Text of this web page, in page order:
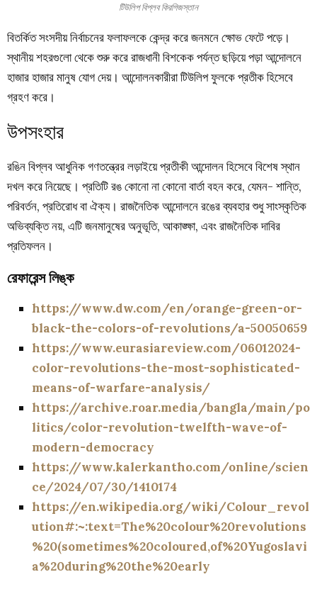
টিউলিপ বিপ্লব কিরগিজস্তান
বিতর্কিত সংসদীয় নির্বাচনের ফলাফলকে কেন্দ্র করে জনমনে ক্ষোভ ফেটে পড়ে।
স্থানীয় শহরগুলো থেকে শুরু করে রাজধানী বিশকেক পর্যন্ত ছড়িয়ে পড়া আন্দোলনে
হাজার হাজার মানুষ যোগ দেয়। আন্দোলনকারীরা টিউলিপ ফুলকে প্রতীক হিসেবে
গ্রহণ করে।
উপসংহার
রঙিন বিপ্লব আধুনিক গণতন্ত্রের লড়াইয়ে প্রতীকী আন্দোলন হিসেবে বিশেষ স্থান
দখল করে নিয়েছে। প্রতিটি রঙ কোনো না কোনো বার্তা বহন করে, যেমন- শান্তি,
পরিবর্তন, প্রতিরোধ বা ঐক্য। রাজনৈতিক আন্দোলনে রঙের ব্যবহার শুধু সাংস্কৃতিক
অভিব্যক্তি নয়, এটি জনমানুষের অনুভূতি, আকাঙ্ক্ষা, এবং রাজনৈতিক দাবির
প্রতিফলন।
রেফারেন্স লিঙ্ক
https://www.dw.com/en/orange-green-or-
black-the-colors-of-revolutions/a-50050659
https://www.eurasiareview.com/06012024-
color-revolutions-the-most-sophisticated-
means-of-warfare-analysis/
https://archive.roar.media/bangla/main/po
litics/color-revolution-twelfth-wave-of-
modern-democracy
https://www.kalerkantho.com/online/scien
ce/2024/07/30/1410174
https://en.wikipedia.org/wiki/Colour_revol
ution#:~:text=The%20colour%20revolutions
%20(sometimes%20coloured,of%20Yugoslavi
a%20during%20the%20early